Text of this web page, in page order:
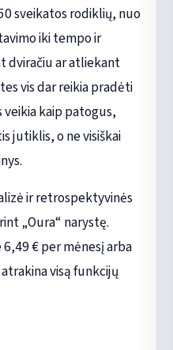
sveikatos rodiklių, nuo
iki tempo ir
dviračiu ar atliekant
vis dar reikia pradėti
kaip patogus,
jutiklis, o ne visiškai
ir retrospektyvinės
„Oura“ narystę.
€ per mėnesį arba
visą funkcijų